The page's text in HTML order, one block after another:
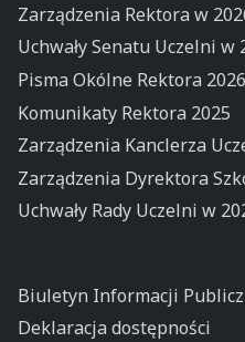
Zarządzenia Rektora w
Uchwały Senatu Uczelni w
Pisma Okólne Rektora 2026
Komunikaty Rektora 2025
Zarządzenia Kanclerza
Zarządzenia Dyrektora
Uchwały Rady Uczelni w
Biuletyn Informacji
Deklaracja dostępności